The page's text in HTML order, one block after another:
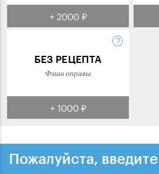
+ 2000 ₽
БЕЗ РЕЦЕПТА
Фэшн оправы
+ 1000 ₽
Пожалуйста,